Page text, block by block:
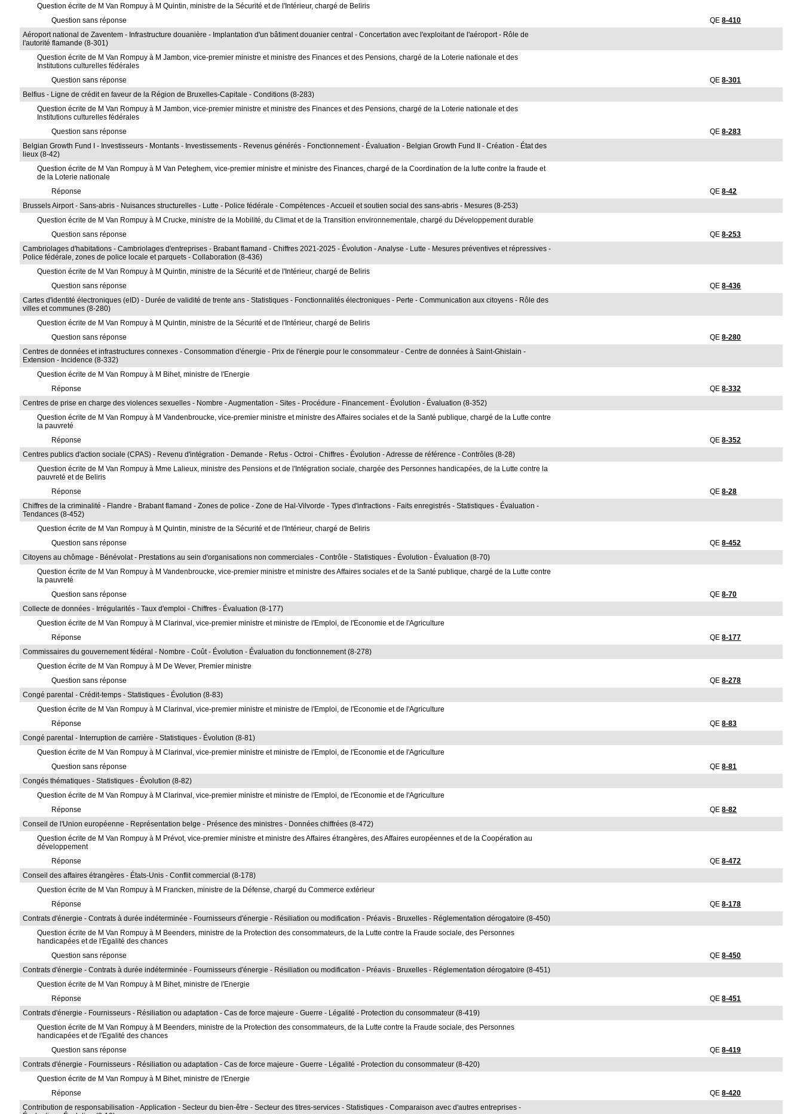
Question écrite de M Van Rompuy à M Quintin, ministre de la Sécurité et de l'Intérieur, chargé de Beliris
Question sans réponse
QE8-410
Aéroport national de Zaventem - Infrastructure douanière - Implantation d'un bâtiment douanier central - Concertation avec l'exploitant de l'aéroport - Rôle de
l'autorité flamande (8-301)
Question écrite de M Van Rompuy à M Jambon, vice-premier ministre et ministre des Finances et des Pensions, chargé de la Loterie nationale et des
Institutions culturelles fédérales
Question sans réponse
QE8-301
Belfius - Ligne de crédit en faveur de la Région de Bruxelles-Capitale - Conditions (8-283)
Question écrite de M Van Rompuy à M Jambon, vice-premier ministre et ministre des Finances et des Pensions, chargé de la Loterie nationale et des
Institutions culturelles fédérales
Question sans réponse
QE8-283
Belgian Growth Fund I - Investisseurs - Montants - Investissements - Revenus générés - Fonctionnement - Évaluation - Belgian Growth Fund II - Création - État des
lieux (8-42)
Question écrite de M Van Rompuy à M Van Peteghem, vice-premier ministre et ministre des Finances, chargé de la Coordination de la lutte contre la fraude et
de la Loterie nationale
Réponse
QE8-42
Brussels Airport - Sans-abris - Nuisances structurelles - Lutte - Police fédérale - Compétences - Accueil et soutien social des sans-abris - Mesures (8-253)
Question écrite de M Van Rompuy à M Crucke, ministre de la Mobilité, du Climat et de la Transition environnementale, chargé du Développement durable
Question sans réponse
QE8-253
Cambriolages d'habitations - Cambriolages d'entreprises - Brabant flamand - Chiffres 2021-2025 - Évolution - Analyse - Lutte - Mesures préventives et répressives -
Police fédérale, zones de police locale et parquets - Collaboration (8-436)
Question écrite de M Van Rompuy à M Quintin, ministre de la Sécurité et de l'Intérieur, chargé de Beliris
Question sans réponse
QE8-436
Cartes d'identité électroniques (eID) - Durée de validité de trente ans - Statistiques - Fonctionnalités électroniques - Perte - Communication aux citoyens - Rôle des
villes et communes (8-280)
Question écrite de M Van Rompuy à M Quintin, ministre de la Sécurité et de l'Intérieur, chargé de Beliris
Question sans réponse
QE8-280
Centres de données et infrastructures connexes - Consommation d'énergie - Prix de l'énergie pour le consommateur - Centre de données à Saint-Ghislain -
Extension - Incidence (8-332)
Question écrite de M Van Rompuy à M Bihet, ministre de l'Energie
Réponse
QE8-332
Centres de prise en charge des violences sexuelles - Nombre - Augmentation - Sites - Procédure - Financement - Évolution - Évaluation (8-352)
Question écrite de M Van Rompuy à M Vandenbroucke, vice-premier ministre et ministre des Affaires sociales et de la Santé publique, chargé de la Lutte contre
la pauvreté
Réponse
QE8-352
Centres publics d'action sociale (CPAS) - Revenu d'intégration - Demande - Refus - Octroi - Chiffres - Évolution - Adresse de référence - Contrôles (8-28)
Question écrite de M Van Rompuy à Mme Lalieux, ministre des Pensions et de l'Intégration sociale, chargée des Personnes handicapées, de la Lutte contre la
pauvreté et de Beliris
Réponse
QE8-28
Chiffres de la criminalité - Flandre - Brabant flamand - Zones de police - Zone de Hal-Vilvorde - Types d'infractions - Faits enregistrés - Statistiques - Évaluation -
Tendances (8-452)
Question écrite de M Van Rompuy à M Quintin, ministre de la Sécurité et de l'Intérieur, chargé de Beliris
Question sans réponse
QE8-452
Citoyens au chômage - Bénévolat - Prestations au sein d'organisations non commerciales - Contrôle - Statistiques - Évolution - Évaluation (8-70)
Question écrite de M Van Rompuy à M Vandenbroucke, vice-premier ministre et ministre des Affaires sociales et de la Santé publique, chargé de la Lutte contre
la pauvreté
Question sans réponse
QE8-70
Collecte de données - Irrégularités - Taux d'emploi - Chiffres - Évaluation (8-177)
Question écrite de M Van Rompuy à M Clarinval, vice-premier ministre et ministre de l'Emploi, de l'Economie et de l'Agriculture
Réponse
QE8-177
Commissaires du gouvernement fédéral - Nombre - Coût - Évolution - Évaluation du fonctionnement (8-278)
Question écrite de M Van Rompuy à M De Wever, Premier ministre
Question sans réponse
QE8-278
Congé parental - Crédit-temps - Statistiques - Évolution (8-83)
Question écrite de M Van Rompuy à M Clarinval, vice-premier ministre et ministre de l'Emploi, de l'Economie et de l'Agriculture
Réponse
QE8-83
Congé parental - Interruption de carrière - Statistiques - Évolution (8-81)
Question écrite de M Van Rompuy à M Clarinval, vice-premier ministre et ministre de l'Emploi, de l'Economie et de l'Agriculture
Question sans réponse
QE8-81
Congés thématiques - Statistiques - Évolution (8-82)
Question écrite de M Van Rompuy à M Clarinval, vice-premier ministre et ministre de l'Emploi, de l'Economie et de l'Agriculture
Réponse
QE8-82
Conseil de l'Union européenne - Représentation belge - Présence des ministres - Données chiffrées (8-472)
Question écrite de M Van Rompuy à M Prévot, vice-premier ministre et ministre des Affaires étrangères, des Affaires européennes et de la Coopération au
développement
Réponse
QE8-472
Conseil des affaires étrangères - États-Unis - Conflit commercial (8-178)
Question écrite de M Van Rompuy à M Francken, ministre de la Défense, chargé du Commerce extérieur
Réponse
QE8-178
Contrats d'énergie - Contrats à durée indéterminée - Fournisseurs d'énergie - Résiliation ou modification - Préavis - Bruxelles - Réglementation dérogatoire (8-450)
Question écrite de M Van Rompuy à M Beenders, ministre de la Protection des consommateurs, de la Lutte contre la Fraude sociale, des Personnes
handicapées et de l'Egalité des chances
Question sans réponse
QE8-450
Contrats d'énergie - Contrats à durée indéterminée - Fournisseurs d'énergie - Résiliation ou modification - Préavis - Bruxelles - Réglementation dérogatoire (8-451)
Question écrite de M Van Rompuy à M Bihet, ministre de l'Energie
Réponse
QE8-451
Contrats d'énergie - Fournisseurs - Résiliation ou adaptation - Cas de force majeure - Guerre - Légalité - Protection du consommateur (8-419)
Question écrite de M Van Rompuy à M Beenders, ministre de la Protection des consommateurs, de la Lutte contre la Fraude sociale, des Personnes
handicapées et de l'Egalité des chances
Question sans réponse
QE8-419
Contrats d'énergie - Fournisseurs - Résiliation ou adaptation - Cas de force majeure - Guerre - Légalité - Protection du consommateur (8-420)
Question écrite de M Van Rompuy à M Bihet, ministre de l'Energie
Réponse
QE8-420
Contribution de responsabilisation - Application - Secteur du bien-être - Secteur des titres-services - Statistiques - Comparaison avec d'autres entreprises -